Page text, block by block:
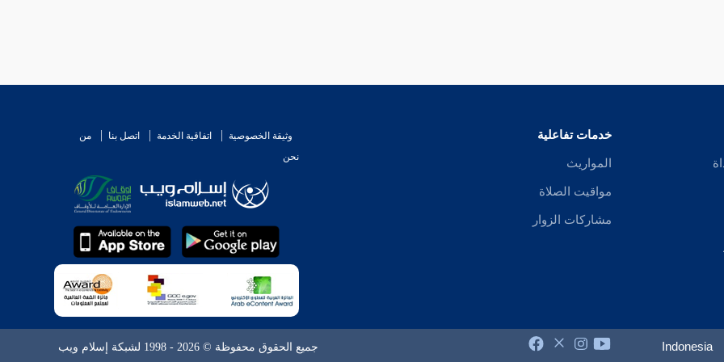
خدمات تفاعلية
المواريث
مواقيت الصلاة
مشاركات الزوار
وثيقة الخصوصية اتفاقية الخدمة اتصل بنا
من
نحن
Indonesia جميع الحقوق محفوظة © 2026 - 1998 لشبكة إسلام ويب